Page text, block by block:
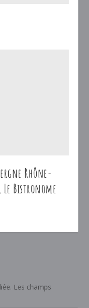
Rhône-
Bistronome
Les champs